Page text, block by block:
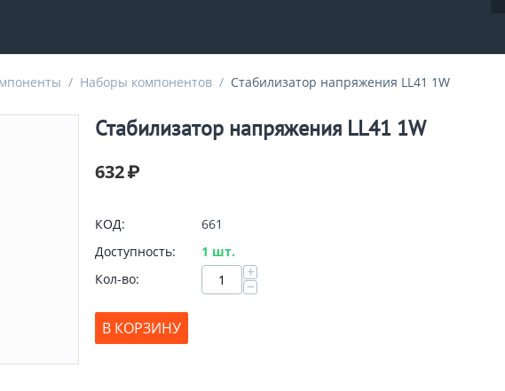
/ Наборы компонентов / Стабилизатор напряжения LL41 1W
Стабилизатор напряжения LL41 1W
632₽
КОД:
661
Доступность:
1 шт.
Кол-во:
+
−
В КОРЗИНУ